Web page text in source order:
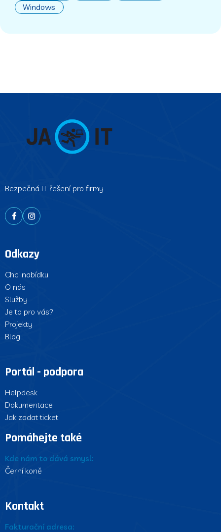
Windows
Bezpečná IT řešení pro firmy
Odkazy
Chci nabídku
O nás
Služby
Je to pro vás?
Projekty
Blog
Portál - podpora
Helpdesk
Dokumentace
Jak zadat ticket
Pomáhejte také
Kde nám to dává smysl:
Černí koně
Kontakt
Fakturační adresa: